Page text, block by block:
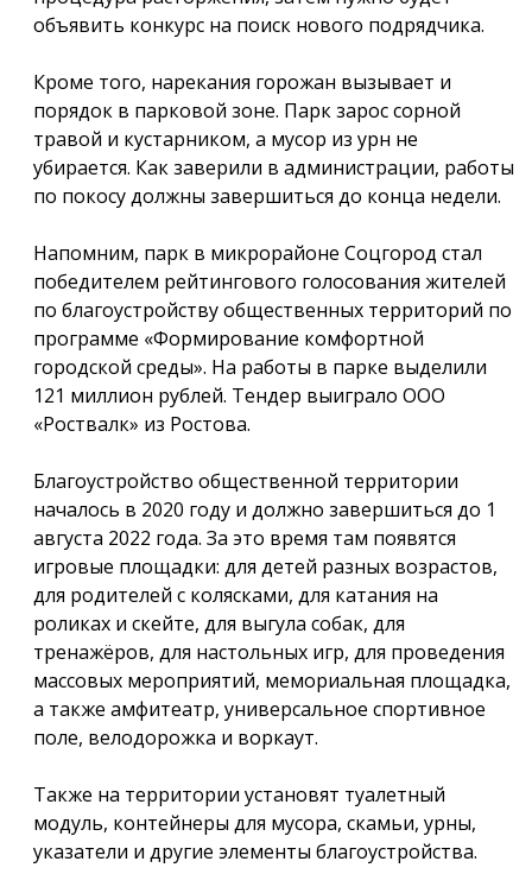
объявить конкурс на поиск нового подрядчика.
Кроме того, нарекания горожан вызывает и
порядок в парковой зоне. Парк зарос сорной
травой и кустарником, а мусор из урн не
убирается. Как заверили в администрации, работы
по покосу должны завершиться до конца недели.
Напомним, парк в микрорайоне Соцгород стал
победителем рейтингового голосования жителей
по благоустройству общественных территорий по
программе «Формирование комфортной
городской среды». На работы в парке выделили
121 миллион рублей. Тендер выиграло ООО
«Роствалк» из Ростова.
Благоустройство общественной территории
началось в 2020 году и должно завершиться до 1
августа 2022 года. За это время там появятся
игровые площадки: для детей разных возрастов,
для родителей с колясками, для катания на
роликах и скейте, для выгула собак, для
тренажёров, для настольных игр, для проведения
массовых мероприятий, мемориальная площадка,
а также амфитеатр, универсальное спортивное
поле, велодорожка и воркаут.
Также на территории установят туалетный
модуль, контейнеры для мусора, скамьи, урны,
указатели и другие элементы благоустройства.